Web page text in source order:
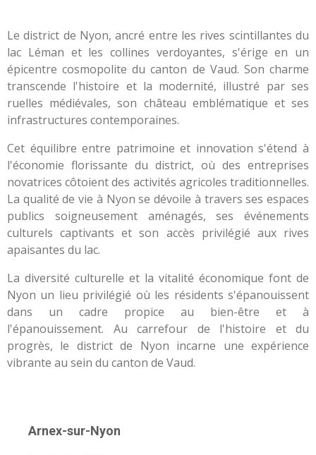
Le district de Nyon, ancré entre les rives scintillantes du
lac Léman et les collines verdoyantes, s'érige en un
épicentre cosmopolite du canton de Vaud. Son charme
transcende l'histoire et la modernité, illustré par ses
ruelles médiévales, son château emblématique et ses
infrastructures contemporaines.
Cet équilibre entre patrimoine et innovation s'étend à
l'économie florissante du district, où des entreprises
novatrices côtoient des activités agricoles traditionnelles.
La qualité de vie à Nyon se dévoile à travers ses espaces
publics soigneusement aménagés, ses événements
culturels captivants et son accès privilégié aux rives
apaisantes du lac.
La diversité culturelle et la vitalité économique font de
Nyon un lieu privilégié où les résidents s'épanouissent
dans un cadre propice au bien-être et à
l'épanouissement. Au carrefour de l'histoire et du
progrès, le district de Nyon incarne une expérience
vibrante au sein du canton de Vaud.
Arnex-sur-Nyon